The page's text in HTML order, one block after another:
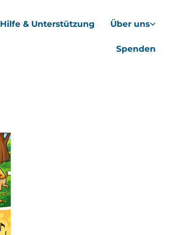
Hilfe & Unterstützung Über uns
Spenden